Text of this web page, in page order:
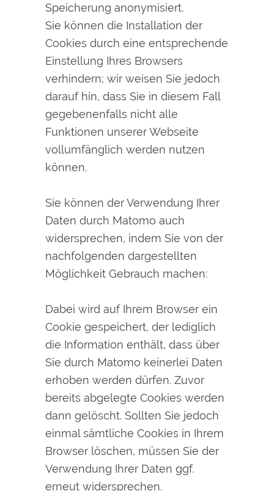
Speicherung anonymisiert.
Sie können die Installation der
Cookies durch eine entsprechende
Einstellung Ihres Browsers
verhindern; wir weisen Sie jedoch
darauf hin, dass Sie in diesem Fall
gegebenenfalls nicht alle
Funktionen unserer Webseite
vollumfänglich werden nutzen
können.
Sie können der Verwendung Ihrer
Daten durch Matomo auch
widersprechen, indem Sie von der
nachfolgenden dargestellten
Möglichkeit Gebrauch machen:
Dabei wird auf Ihrem Browser ein
Cookie gespeichert, der lediglich
die Information enthält, dass über
Sie durch Matomo keinerlei Daten
erhoben werden dürfen. Zuvor
bereits abgelegte Cookies werden
dann gelöscht. Sollten Sie jedoch
einmal sämtliche Cookies in Ihrem
Browser löschen, müssen Sie der
Verwendung Ihrer Daten ggf.
erneut widersprechen.